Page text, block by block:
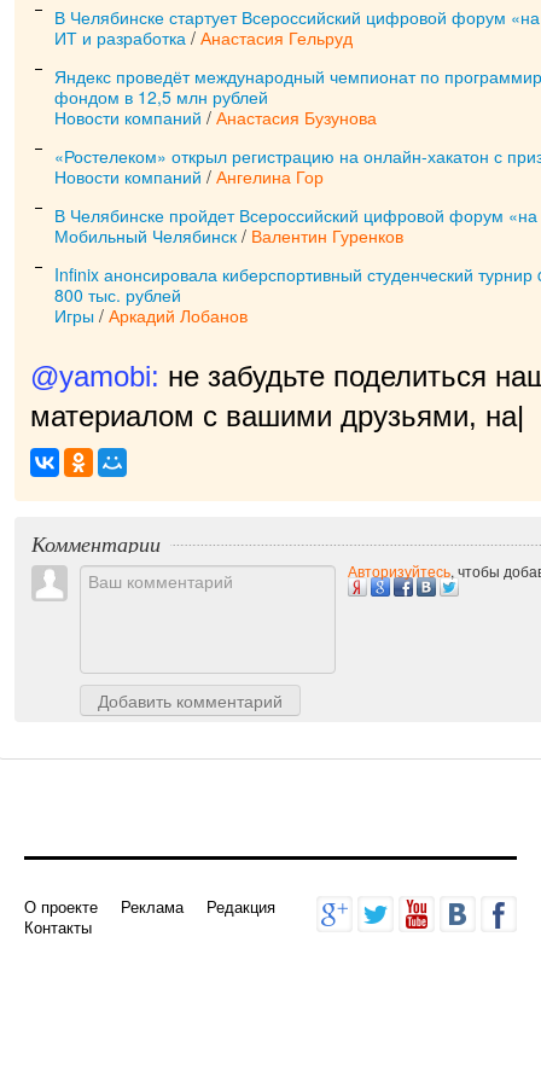
В Челябинске стартует Всероссийский цифровой форум
ИТ и разработка / Анастасия Гельруд
Яндекс проведёт международный чемпионат по
фондом в 12,5 млн рублей
Новости компаний / Анастасия Бузунова
«Ростелеком» открыл регистрацию на онлайн-хакатон с
Новости компаний / Ангелина Гор
В Челябинске пройдет Всероссийский цифровой форум
Мобильный Челябинск / Валентин Гуренков
Infinix анонсировала киберспортивный студенческий
800 тыс. рублей
Игры / Аркадий Лобанов
@yamobi: не забудьте поделиться
материалом с вашими друзьями,
Комментарии
Добавить комментарий
Авторизуйтесь, чтобы
О проекте Реклама
Редакция
Контакты